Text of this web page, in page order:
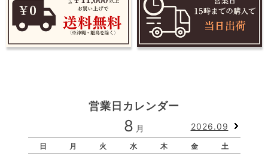
営業日カレンダー
8 月 2026.09
日 月 火 水 木 金 土